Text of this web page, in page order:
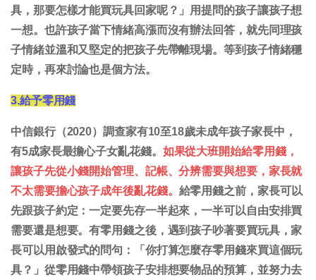
具，那要怎樣才能買玩具回家呢？」用提問的孩子讓孩子想
一想。也許孩子當下情緒高漲而沒有辦法回答，就先同理孩
子情緒並溫和又堅定的把孩子先帶離現場。等到孩子情緒穩
定時，再來討論也是個方法。
3.給予零用錢
中信銀行（2020）調查家有10至18歲未成年孩子家長中，
有5成家長最擔心子女亂花錢。 如果從大班開始給零用錢，
讓孩子先從小錢開始管理、記帳、分辨需要與想要，家長就
不太需要擔心孩子成年後亂花錢。 給零用錢之前，家長可以
先跟孩子約定：一定要先存一半起來，一半可以自由安排買
需要還是想要。有零用錢之後，遇到孩子吵著要買玩具，家
長可以用啟發式的問句：「你打算怎麼存零用錢來買這個玩
具？」從零用錢中帶領孩子安排想要物品的預算，並努力去